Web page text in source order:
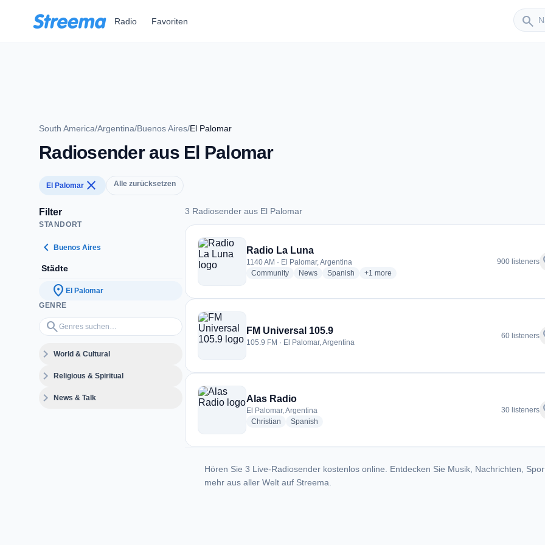
Radio Favoriten search
Sender
South America/Argentina/Buenos Aires/El Palomar
Radiosender aus El Palomar
El Palomar close Alle zurücksetzen
Filter
STANDORT
chevron_left Buenos Aires
Städte
location_on El Palomar
GENRE
search
Genres suchen…
expand_moreWorld & Cultural
expand_moreReligious & Spiritual
expand_moreNews & Talk
3 Radiosender aus El Palomar
3 Radiosender aus El Palomar
Radio La Luna
1140 AM · El Palomar, Argentina
Communityradio stations
Newsradio stations
Spanish radio stations
+1 more genres for Radio La Luna
more
900 listeners
FM Universal 105.9
105.9 FM · El Palomar, Argentina
60 listeners
Alas Radio
El Palomar, Argentina
Christian radio stations
Spanish
30 listeners
Hören Sie 3 Live-Radiosender kostenlos online. Entdecken Sie Musik, Nachrichten,
mehr aus aller Welt auf Streema.